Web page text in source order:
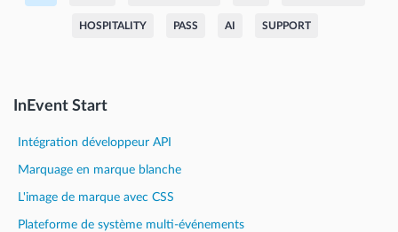
HOSPITALITY PASS AI SUPPORT
InEvent Start
Intégration développeur API
Marquage en marque blanche
L'image de marque avec CSS
Plateforme de système multi-événements